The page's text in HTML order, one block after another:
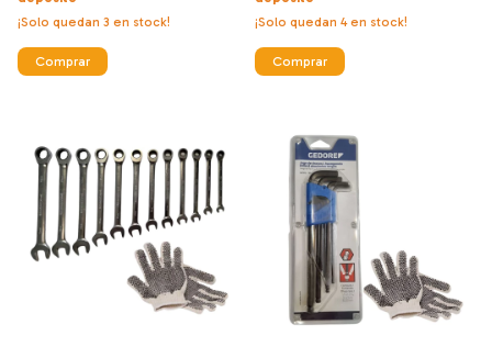
¡Solo quedan 3 en stock!
Comprar
¡Solo quedan 4en stock!
Comprar